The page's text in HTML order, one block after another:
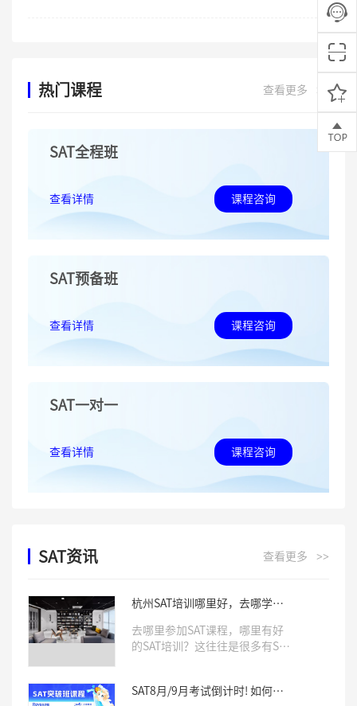
热门课程 查看更多 >>
SAT全程班
查看详情 课程咨询
SAT预备班
查看详情 课程咨询
SAT一对一
查看详情 课程咨询
SAT资讯 查看更多 >>
杭州SAT培训哪里好，去哪学习
去哪里参加SAT课程，哪里有好
的SAT培训？这往往是很多有SAT
训机构，往往会对学生SAT成绩
SAT8月/9月考试倒计时! 如何针